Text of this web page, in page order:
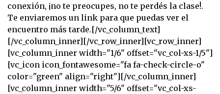
conexión, ¡no te preocupes, no te perdés la clase!.
Te enviaremos un link para que puedas ver el
encuentro más tarde.[/vc_column_text]
[/vc_column_inner][/vc_row_inner][vc_row_inner]
[vc_column_inner width="1/6" offset="vc_col-xs-1/5"]
[vc_icon icon_fontawesome="fa fa-check-circle-o"
color="green" align="right"][/vc_column_inner]
[vc_column_inner width="5/6" offset="vc_col-xs-